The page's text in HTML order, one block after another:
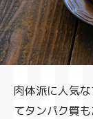
肉体派に人気
てタンパク質も